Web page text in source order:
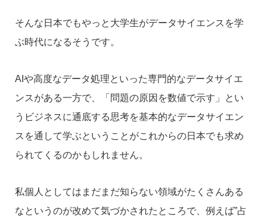
そんな日本でもやっと大学生がデータサイエンスを学
ぶ時代になるそうです。
AIや高度なデータ処理といった専門的なデータサイエ
ンスがある一方で、「問題の原因を数値で示す」とい
うビジネスに通底する思考を基本的なデータサイエン
スを通して学ぶということがこれからの日本でも求め
られてくるのかもしれません。
私個人としてはまだまだ知らない領域がたくさんある
なというのが改めて気づかされたところで、例えば”占